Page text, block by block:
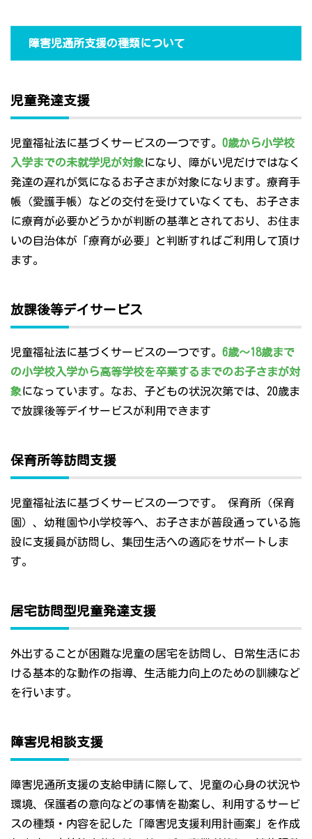
障害児通所支援の種類について
児童発達支援
児童福祉法に基づくサービスの一つです。 0歳から小学校
入学までの未就学児が対象になり、障がい児だけではなく
発達の遅れが気になるお子さまが対象になります。療育手
帳（愛護手帳）などの交付を受けていなくても、お子さま
に療育が必要かどうかが判断の基準とされており、お住ま
いの自治体が「療育が必要」と判断すればご利用して頂け
ます。
放課後等デイサービス
児童福祉法に基づくサービスの一つです。 6歳～18歳まで
の小学校入学から高等学校を卒業するまでのお子さまが対
象になっています。なお、子どもの状況次第では、20歳ま
で放課後等デイサービスが利用できます
保育所等訪問支援
児童福祉法に基づくサービスの一つです。 保育所（保育
園）、幼稚園や小学校等へ、お子さまが普段通っている施
設に支援員が訪問し、集団生活への適応をサポートしま
す。
居宅訪問型児童発達支援
外出することが困難な児童の居宅を訪問し、日常生活にお
ける基本的な動作の指導、生活能力向上のための訓練など
を行います。
障害児相談支援
障害児通所支援の支給申請に際して、児童の心身の状況や
環境、保護者の意向などの事情を勘案し、利用するサービ
スの種類・内容を記した「障害児支援利用計画案」を作成